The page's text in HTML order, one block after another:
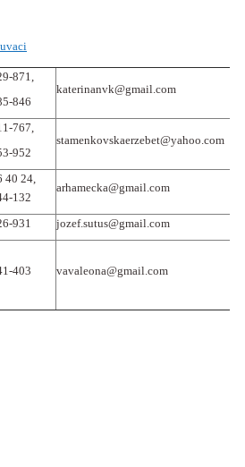
871,
846
katerinanvk@gmail.com
767,
952
stamenkovskaerzebet@yahoo.com
40 24,
132
arhamecka@gmail.com
931 jozef.sutus@gmail.com
403 vavaleona@gmail.com